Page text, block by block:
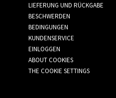
LIEFERUNG UND RÜCKGABE
BESCHWERDEN
BEDINGUNGEN
KUNDENSERVICE
EINLOGGEN
ABOUT COOKIES
THE COOKIE SETTINGS